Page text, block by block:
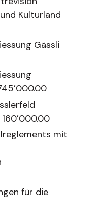
Kulturland
Gässli
mit
für die